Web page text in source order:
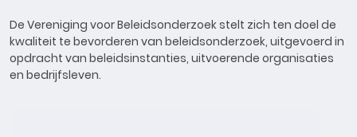
De Vereniging voor Beleidsonderzoek stelt zich ten doel de
kwaliteit te bevorderen van beleidsonderzoek, uitgevoerd in
opdracht van beleidsinstanties, uitvoerende organisaties
en bedrijfsleven.